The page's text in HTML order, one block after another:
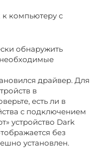
компьютеру с
обнаружить
необходимые
драйвер. Для
в
есть ли в
с подключением
устройство Dark
без
установлен.